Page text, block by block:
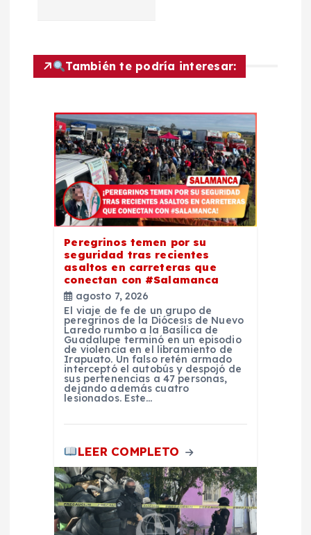
También te podría interesar:
Peregrinos temen por su
seguridad tras recientes
asaltos en carreteras que
conectan con #Salamanca
agosto 7, 2026
El viaje de fe de un grupo de
peregrinos de la Diócesis de Nuevo
Laredo rumbo a la Basílica de
Guadalupe terminó en un episodio
de violencia en el libramiento de
Irapuato. Un falso retén armado
interceptó el autobús y despojó de
sus pertenencias a 47 personas,
dejando además cuatro
lesionados. Este…
LEER COMPLETO